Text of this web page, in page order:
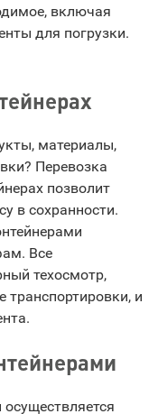
включая
для погрузки.
материалы,
Перевозка
позволит
в сохранности.
Все
техосмотр,
и